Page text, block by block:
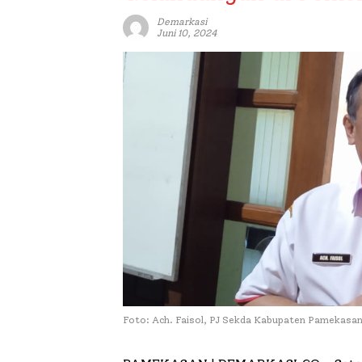
Demarkasi
Juni 10, 2024
Foto: Ach. Faisol, PJ Sekda Kabupaten Pamekasan